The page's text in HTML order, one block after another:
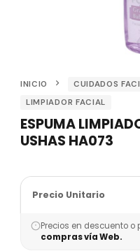
INICIO
CUIDADOS
LIMPIADOR FACIAL
ESPUMA
USHAS HA073
Precio Unitario
Precios en descuento
compras vía Web.